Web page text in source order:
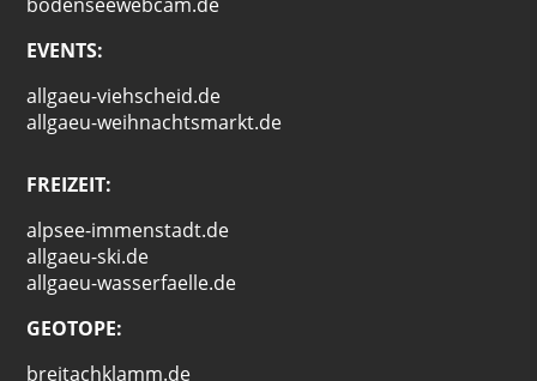
EVENTS:
allgaeu-viehscheid.de
allgaeu-weihnachtsmarkt.de
FREIZEIT:
alpsee-immenstadt.de
allgaeu-ski.de
allgaeu-wasserfaelle.de
GEOTOPE:
breitachklamm.de